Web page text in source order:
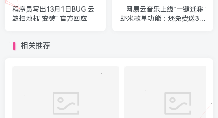
程序员写出13月1日BUG 云
鲸扫地机“变砖” 官方回应
网易云音乐上线“一键迁移”
虾米歌单功能：还免费送3个
相关推荐